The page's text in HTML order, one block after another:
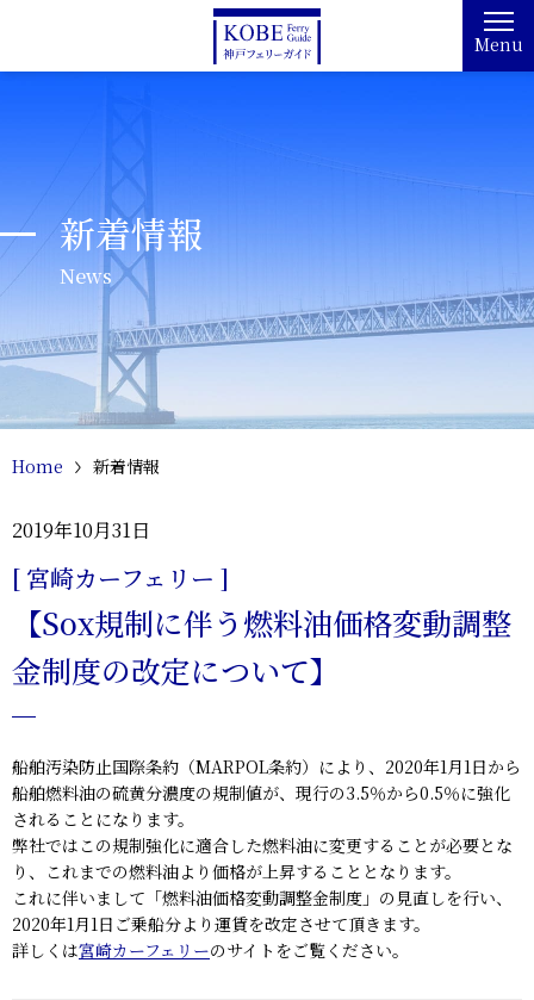
Menu
新着情報
News
Home 新着情報
2019年10月31日
[ 宮崎カーフェリー ]
【Sox規制に伴う燃料油価格変動調整
金制度の改定について】
船舶汚染防止国際条約（MARPOL条約）により、2020年1月1日から
船舶燃料油の硫黄分濃度の規制値が、現行の3.5％から0.5％に強化
されることになります。
弊社ではこの規制強化に適合した燃料油に変更することが必要とな
り、これまでの燃料油より価格が上昇することとなります。
これに伴いまして「燃料油価格変動調整金制度」の見直しを行い、
2020年1月1日ご乗船分より運賃を改定させて頂きます。
詳しくは宮崎カーフェリーのサイトをご覧ください。